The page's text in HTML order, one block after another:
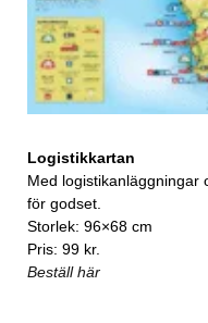
Logistikkartan
Med logistikanläggningar
för godset.
Storlek: 96×68 cm
Pris: 99 kr.
Beställ här